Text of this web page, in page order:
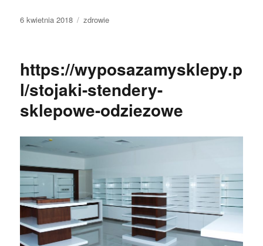
Data
6 kwietnia 2018 Kategorie
zdrowie
https://wyposazamysklepy.p
l/stojaki-stendery-
sklepowe-odziezowe